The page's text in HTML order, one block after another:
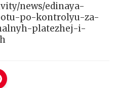
news/edinaya-
po-kontrolyu-za-
platezhej-i-